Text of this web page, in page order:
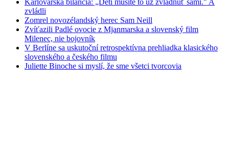
Karlovarská bilancia: „Deti musíte to už zvládnuť sami." A
zvládli
Zomrel novozélandský herec Sam Neill
Zvíťazili Padlé ovocie z Mjanmarska a slovenský film
Milenec, nie bojovník
V Berlíne sa uskutoční retrospektívna prehliadka klasického
slovenského a českého filmu
Juliette Binoche si myslí, že sme všetci tvorcovia